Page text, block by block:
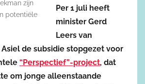
zijn
potentiële
Per 1 juli heeft
minister Gerd
Leers van
de subsidie stopgezet voor
“Perspectief”-project, dat
om jonge alleenstaande